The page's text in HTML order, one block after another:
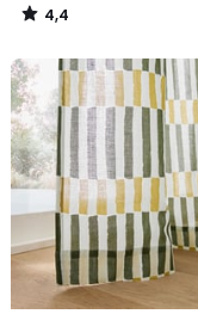
4,4
/